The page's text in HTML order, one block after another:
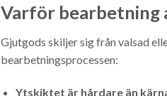
Varför bearbetning
Gjutgods skiljer sig från valsad
bearbetningsprocessen:
Ytskiktet är hårdare än